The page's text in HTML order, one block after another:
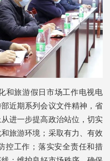
和旅游假日市场工作电视电
近期系列会议文件精神，省
进一步提高政治站位，切实
旅游环境；采取有力、有效
控工作；落实安全责任和措